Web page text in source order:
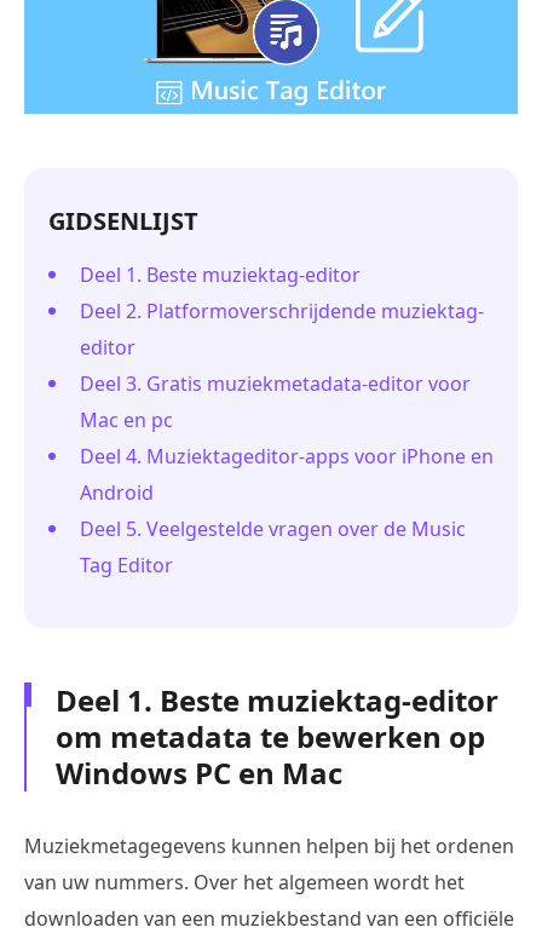
GIDSENLIJST
Deel 1. Beste muziektag-editor
Deel 2. Platformoverschrijdende muziektag-
editor
Deel 3. Gratis muziekmetadata-editor voor
Mac en pc
Deel 4. Muziektageditor-apps voor iPhone en
Android
Deel 5. Veelgestelde vragen over de Music
Tag Editor
Deel 1. Beste muziektag-editor
om metadata te bewerken op
Windows PC en Mac
Muziekmetagegevens kunnen helpen bij het ordenen
van uw nummers. Over het algemeen wordt het
downloaden van een muziekbestand van een officiële